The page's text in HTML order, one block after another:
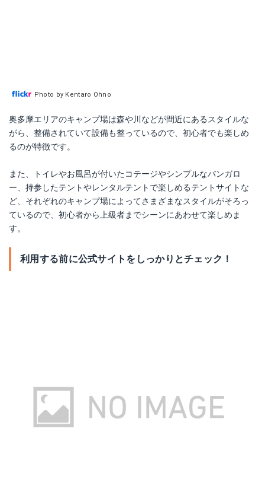
Photo by Kentaro Ohno
奥多摩エリアのキャンプ場は森や川などが間近にあるスタイルな
がら、整備されていて設備も整っているので、初心者でも楽しめ
るのが特徴です。
また、トイレやお風呂が付いたコテージやシンプルなバンガロ
ー、持参したテントやレンタルテントで楽しめるテントサイトな
ど、それぞれのキャンプ場によってさまざまなスタイルがそろっ
ているので、初心者から上級者までシーンにあわせて楽しめま
す。
利用する前に公式サイトをしっかりとチェック！